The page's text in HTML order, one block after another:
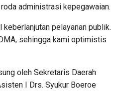
administrasi kepegawaian.
pelayanan publik.
sehingga kami optimistis
oleh Sekretaris Daerah
I Drs. Syukur Boeroe